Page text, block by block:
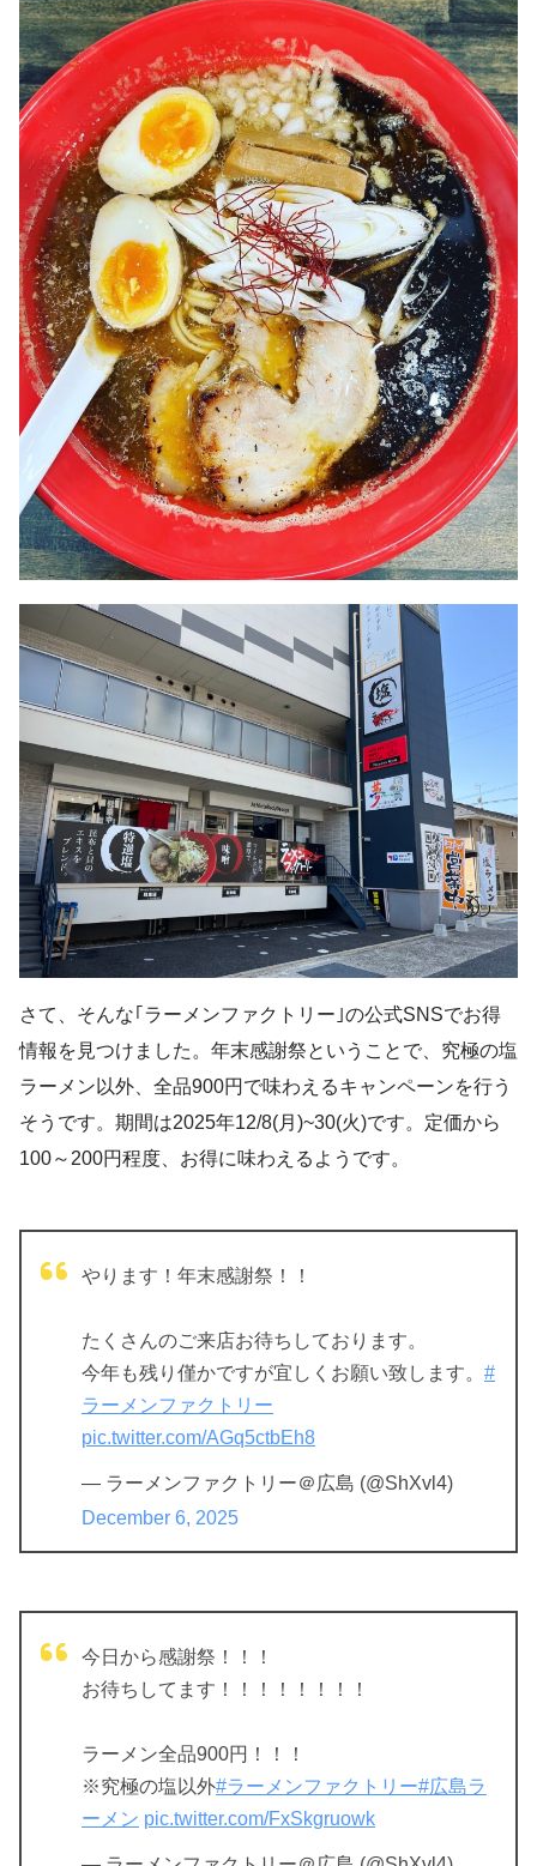
さて、そんな｢ラーメンファクトリー｣の公式SNSでお得
情報を見つけました。年末感謝祭ということで、究極の塩
ラーメン以外、全品900円で味わえるキャンペーンを行う
そうです。期間は2025年12/8(月)~30(火)です。定価から
100～200円程度、お得に味わえるようです。
やります！年末感謝祭！！
たくさんのご来店お待ちしております。
今年も残り僅かですが宜しくお願い致します。 #
ラーメンファクトリー
pic.twitter.com/AGq5ctbEh8
— ラーメンファクトリー＠広島 (@ShXvl4)
December 6, 2025
今日から感謝祭！！！
お待ちしてます！！！！！！！！
ラーメン全品900円！！！
※究極の塩以外#ラーメンファクトリー#広島ラ
ーメン pic.twitter.com/FxSkgruowk